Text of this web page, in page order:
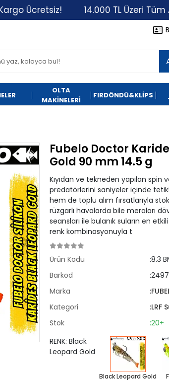
14.000 TL Üzeri Tüm
OLTA
MAKİNELERİ
FIRDÖNDÜ&KLİPS
Fubelo Doctor
Gold 90 mm 14.5 g
Kıyıdan ve tekneden yapılan
predatörlerini saniyeler içinde
hem de toplu alım fırsatlarıyla
rüzgarlı havalarda bile meraları
seansları ile bulanık suların en
renk kombinasyonuyla t
Ürün Kodu
:8.3
Barkod
Marka
Kategori
:LRF
Stok
:20+
RENK: Black
Leopard Gold
Black Leopard Gold